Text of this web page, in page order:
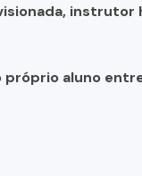
instrutor
próprio aluno